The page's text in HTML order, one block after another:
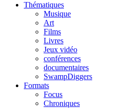
Thématiques
Musique
Art
Films
Livres
Jeux vidéo
conférences
documentaires
SwampDiggers
Formats
Focus
Chroniques